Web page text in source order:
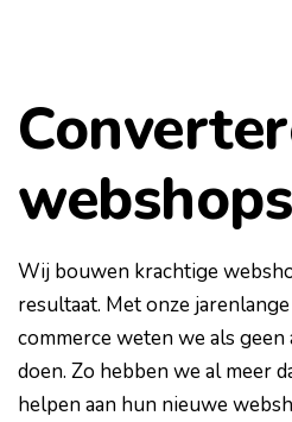
webshops
Wij bouwen krachtige
resultaat. Met onze
commerce weten we als
doen. Zo hebben we al meer
helpen aan hun nieuwe